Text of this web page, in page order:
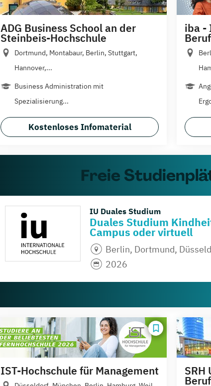
ADG Business School an der
Steinbeis-Hochschule
Dortmund, Montabaur, Berlin, Stuttgart,
Hannover,...
Business Administration mit
Spezialisierung...
Kostenloses Infomaterial
iba -
Freie
IU Duales Studium
Duales Studium
Campus oder virtuell
Berlin, Dortmund,
2026
IST-Hochschule für Management SRH